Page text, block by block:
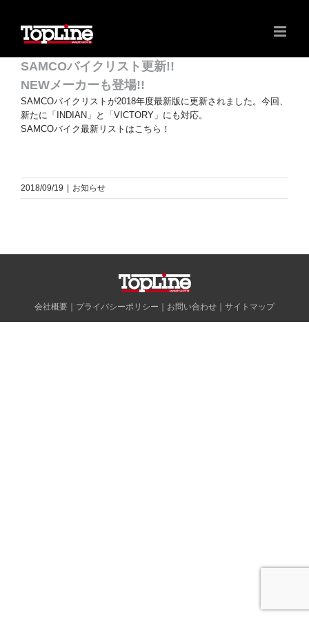
SAMCOバイクリスト更新!!
NEWメーカーも登場!!
SAMCOバイクリストが2018年度最新版に更新されました。今回、
新たに「INDIAN」と「VICTORY」にも対応。
SAMCOバイク最新リストはこちら ！
2018/09/19 お知らせ
会社概要 プライバシーポリシー お問い合わせ サイトマップ